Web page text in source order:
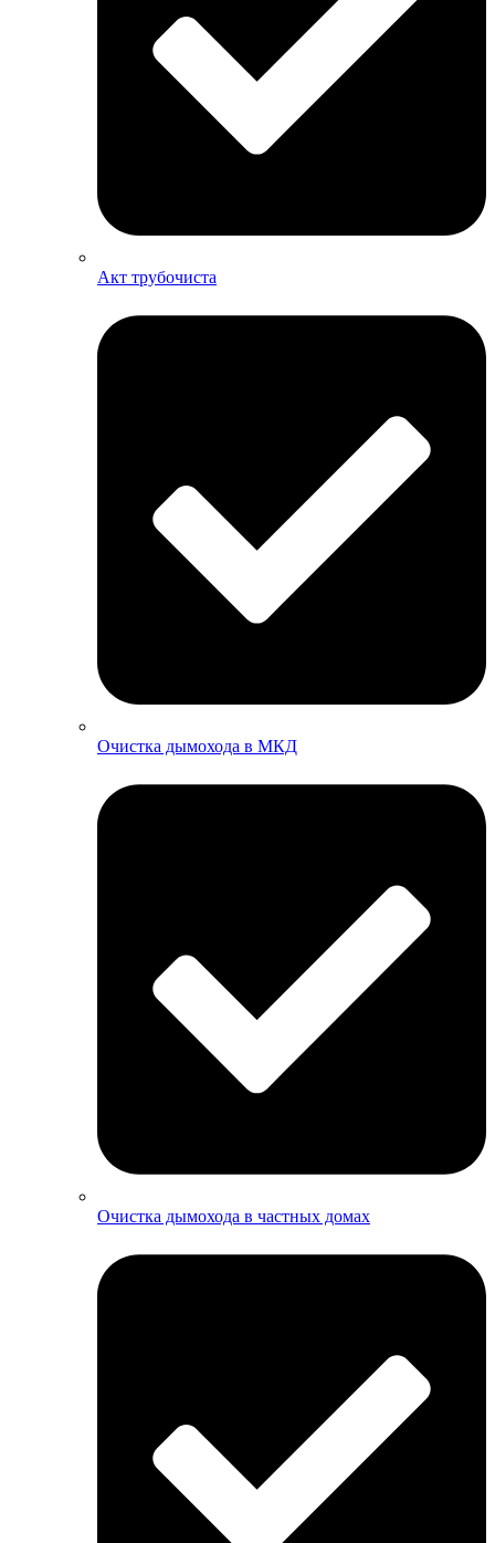
Акт трубочиста
Очистка дымохода в МКД
Очистка дымохода в частных домах